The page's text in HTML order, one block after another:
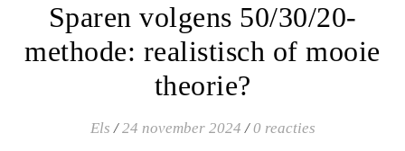
Sparen volgens 50/30/20-
methode: realistisch of mooie
theorie?
Els / 24 november 2024 / 0 reacties